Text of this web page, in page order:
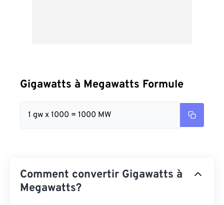
Gigawatts à Megawatts Formule
1 gw x 1000 = 1000 MW
Comment convertir Gigawatts à
Megawatts?